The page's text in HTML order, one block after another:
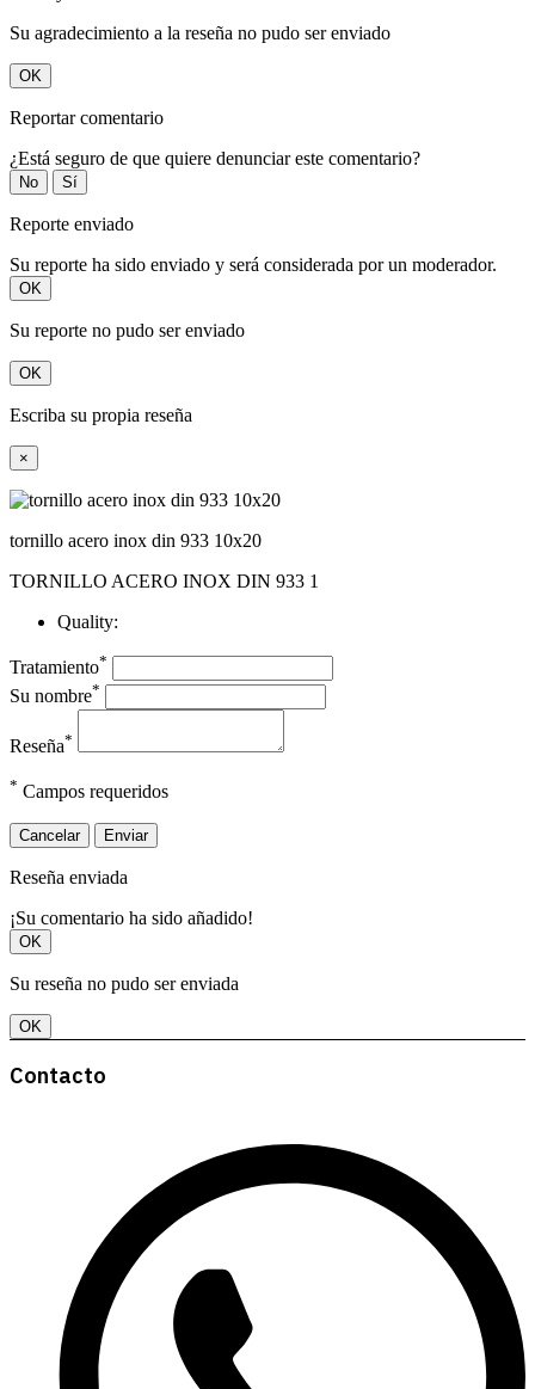
Su agradecimiento a la reseña no pudo ser enviado
OK
Reportar comentario
¿Está seguro de que quiere denunciar este comentario?
No Sí
Reporte enviado
Su reporte ha sido enviado y será considerada por un moderador.
OK
Su reporte no pudo ser enviado
OK
Escriba su propia reseña
×
tornillo acero inox din 933 10x20
TORNILLO ACERO INOX DIN 933 1
Quality:
Tratamiento*
Su nombre*
Reseña*
* Campos requeridos
Cancelar Enviar
Reseña enviada
¡Su comentario ha sido añadido!
OK
Su reseña no pudo ser enviada
OK
Contacto